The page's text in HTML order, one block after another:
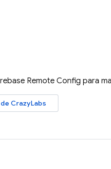
Remote Config para
CrazyLabs